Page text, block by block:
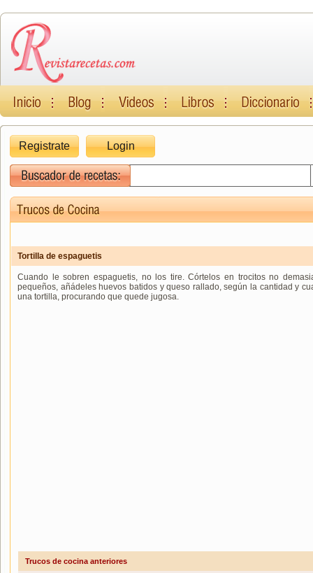
Registrate Login
Tortilla de espaguetis
Cuando le sobren espaguetis, no los tire. Córtelos en trocitos no
pequeños, añádeles huevos batidos y queso rallado, según la cantidad y
una tortilla, procurando que quede jugosa.
Trucos de cocina anteriores